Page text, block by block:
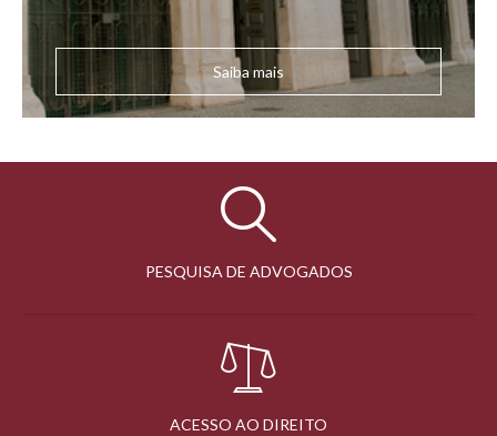
Saiba mais
PESQUISA DE ADVOGADOS
ACESSO AO DIREITO